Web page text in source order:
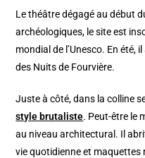
Le théâtre dégagé au début
archéologiques, le site est
mondial de l’Unesco. En été,
des Nuits de Fourvière.
Juste à côté, dans la colline
style brutaliste. Peut-être le
au niveau architectural. Il
vie quotidienne et maquettes